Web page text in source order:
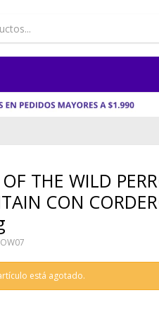
THE WILD
CON
está agotado.